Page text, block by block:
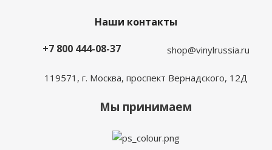
Наши контакты
+7 800 444-08-37
shop@vinylrussia.ru
119571, г. Москва, проспект Вернадского, 12Д
Мы принимаем